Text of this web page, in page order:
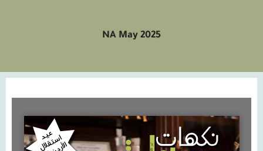
NA May 2025